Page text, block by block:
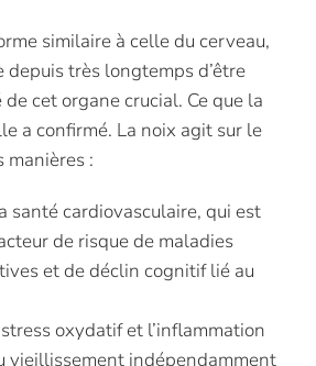
similaire à celle du cerveau,
très longtemps d’être
cet organe crucial. Ce que la
a confirmé. La noix agit sur le
manières :
santé cardiovasculaire, qui est
de risque de maladies
et de déclin cognitif lié au
oxydatif et l’inflammation
vieillissement indépendamment